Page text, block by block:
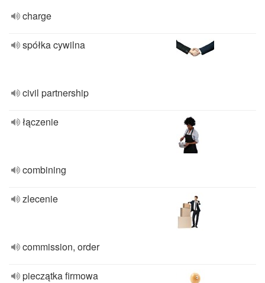
charge
spółka cywilna
civil partnership
łączenie
combining
zlecenie
commission, order
pieczątka firmowa